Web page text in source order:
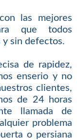
las mejores
que todos
y sin defectos.
de rapidez,
enserio y no
clientes,
de 24 horas
llamada de
problema
o persiana